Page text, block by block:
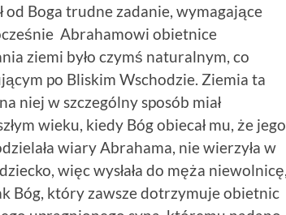
Boga trudne zadanie, wymagające
Abrahamowi obietnice
ziemi było czymś naturalnym, co
po Bliskim Wschodzie. Ziemia ta
niej w szczególny sposób miał
wieku, kiedy Bóg obiecał mu, że jego
wiary Abrahama, nie wierzyła w
więc wysłała do męża niewolnicę,
Bóg, który zawsze dotrzymuje obietnic